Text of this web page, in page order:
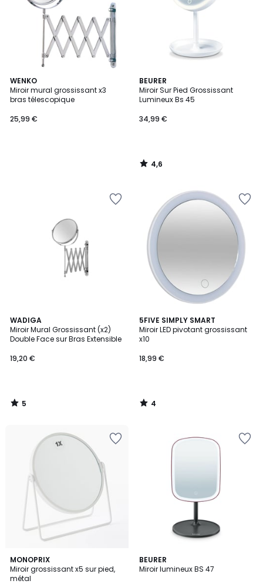
WENKO
Miroir mural grossissant x3
bras télescopique
25,99 €
BEURER
Miroir Sur Pied Grossissant
Lumineux Bs 45
34,99 €
4,6
/ 5
4,6
/
WADIGA
Miroir Mural Grossissant (x2)
Double Face sur Bras Extensible
19,20 €
5
/
5
5
/
5FIVE SIMPLY SMART
Miroir LED pivotant grossissant
x10
18,99 €
4
/
5
4
/
MONOPRIX
Miroir grossissant x5 sur pied,
métal
BEURER
Miroir lumineux BS 47